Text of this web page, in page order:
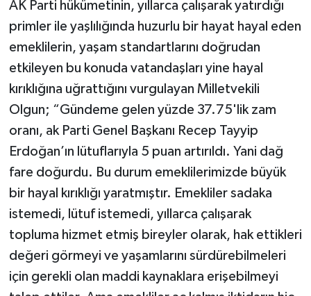
AK Parti hükümetinin, yıllarca çalışarak yatırdığı
primler ile yaşlılığında huzurlu bir hayat hayal eden
emeklilerin, yaşam standartlarını doğrudan
etkileyen bu konuda vatandaşları yine hayal
kırıklığına uğrattığını vurgulayan Milletvekili
Olgun; “Gündeme gelen yüzde 37.75'lik zam
oranı, ak Parti Genel Başkanı Recep Tayyip
Erdoğan’ın lütuflarıyla 5 puan artırıldı. Yani dağ
fare doğurdu. Bu durum emeklilerimizde büyük
bir hayal kırıklığı yaratmıştır. Emekliler sadaka
istemedi, lütuf istemedi, yıllarca çalışarak
topluma hizmet etmiş bireyler olarak, hak ettikleri
değeri görmeyi ve yaşamlarını sürdürebilmeleri
için gerekli olan maddi kaynaklara erişebilmeyi